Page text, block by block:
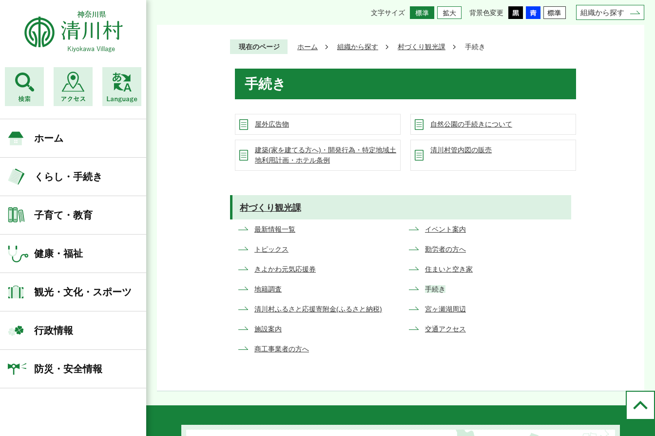
ホーム
くらし・手続き
子育て・教育
健康・福祉
観光・文化・スポーツ
行政情報
防災・安全情報
文字サイズ 背景色変更 組織から探す
現在のページ ホーム 組織から探す 村づくり観光課 手続き
手続き
屋外広告物 自然公園の手続きについて
建築(家を建てる方へ)・開発行為・特定地域土
地利用計画・ホテル条例
清川村管内図の販売
村づくり観光課
最新情報一覧 イベント案内
トピックス 勤労者の方へ
きよかわ元気応援券 住まいと空き家
地籍調査 手続き
清川村ふるさと応援寄附金(ふるさと納税) 宮ヶ瀬湖周辺
施設案内 交通アクセス
商工事業者の方へ
清